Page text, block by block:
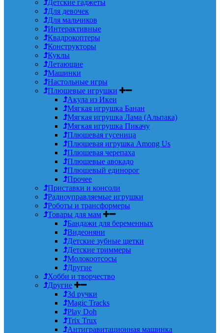
Детские гаджеты
Для девочек
Для мальчиков
Интерактивные
Квадрокоптеры
Конструкторы
Куклы
Летающие
Машинки
Настольные игры
Плюшевые игрушки
Акула из Икеи
Мягкая игрушка Банан
Мягкая игрушка Лама (Альпака)
Мягкая игрушка Пикачу
Плюшевая гусеница
Плюшевая игрушка Among Us
Плюшевая черепаха
Плюшевые авокадо
Плюшевый единорог
Прочее
Приставки и консоли
Радиоуправляемые игрушки
Роботы и трансформеры
Товары для мам
Бандажи для беременных
Видеоняни
Детские зубные щетки
Детские триммеры
Молокоотсосы
Другие
Хобби и творчество
Другие
3d ручки
Magic Tracks
Play Doh
Trix Trux
Антигравитационная машинка